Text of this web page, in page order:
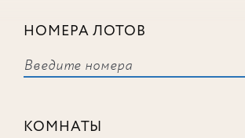
НОМЕРА ЛОТОВ
КОМНАТЫ
соответствует ни